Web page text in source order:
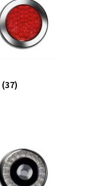
(37)